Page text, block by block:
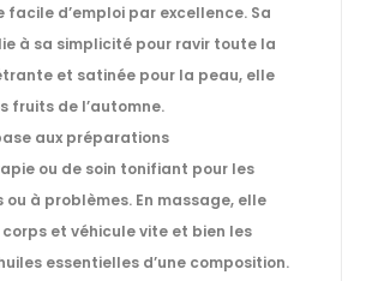
facile d’emploi par excellence. Sa
à sa simplicité pour ravir toute la
et satinée pour la peau, elle
fruits de l’automne.
aux préparations
ou de soin tonifiant pour les
ou à problèmes. En massage, elle
et véhicule vite et bien les
essentielles d’une composition.